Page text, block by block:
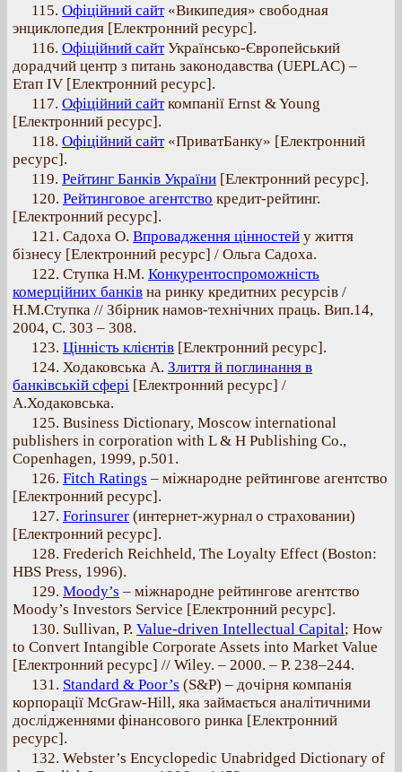
115. Офіційний сайт«Википедия» свободная
энциклопедия [Електронний ресурс].
116. Офіційний сайтУкраїнсько-Європейський
дорадчий центр з питань законодавства (UEPLAC) –
Етап IV [Електронний ресурс].
117. Офіційний сайткомпанії Ernst & Young
[Електронний ресурс].
118. Офіційний сайт«ПриватБанку» [Електронний
ресурс].
119. Рейтинг Банків України [Електронний ресурс].
120. Рейтинговое агентство кредит-рейтинг.
[Електронний ресурс].
121. Садоха О. Впровадження цінностей у життя
бізнесу [Електронний ресурс] / Ольга Садоха.
122. Ступка Н.М. Конкурентоспроможність
комерційних банків на ринку кредитних ресурсів /
Н.М.Ступка // Збірник намов-технічних праць. Вип.14,
2004, С. 303 – 308.
123. Цінність клієнтів [Електронний ресурс].
124. Ходаковська А. Злиття й поглинання в
банківській сфері [Електронний ресурс] /
А.Ходаковська.
125. Business Dictionary, Moscow international
publishers in corporation with L & H Publishing Co.,
Copenhagen, 1999, p.501.
126. Fitch Ratings – міжнародне рейтингове агентство
[Електронний ресурс].
127. Forinsurer (интернет-журнал о страховании)
[Електронний ресурс].
128. Frederich Reichheld, The Loyalty Effect (Boston:
HBS Press, 1996).
129. Moody’s – міжнародне рейтингове агентство
Moody’s Investors Service [Електронний ресурс].
130. Sullivan, P. Value-driven Intellectual Capital; How
to Convert Intangible Corporate Assets into Market Value
[Електронний ресурс] // Wiley. – 2000. – Р. 238–244.
131. Standard & Poor’s (S&P) – дочірня компанія
корпорації McGraw-Hill, яка займається аналітичними
дослідженнями фінансового ринка [Електронний
ресурс].
132. Webster’s Encyclopedic Unabridged Dictionary of